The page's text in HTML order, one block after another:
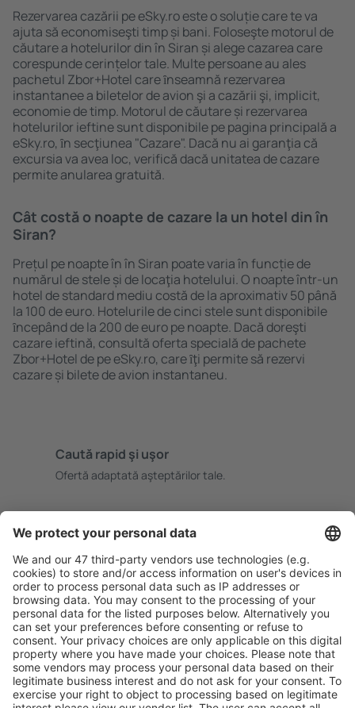
Rezervarea cazării pe eSky.ro este o soluție care te va
ajuta să economiseşti timp și bani. Foloseşte motorul de
căutare a hotelurilor din în Siran și alege cazarea care
corespunde cerințelor tale. Multe persoane au ales
pachetul Zbor+Hotel care ȋnseamnă rezervarea
instantanee a biletelor de avion şi a cazării şi, implicit,
economie de timp. Motorul de căutare și rezervarea
hotelurilor ieftine sunt disponibile pe pagina principală a
eSky.ro, ȋn secţiunea "Cazare". Dacă nu ai garanţia că
excursia va avea loc, verifică dacă unitatea de cazare
permite anularea gratuită.
Cât costă o noapte de cazare la un hotel din în
Siran?
Prețul pe noapte în în Siran poate varia în funcție de
numărul de stele și de locaţia hotelului. O noapte într-un
hotel de standard mediu costă de la aproximativ 50 până
la 100 de euro. Hotelurile de cinci stele sunt disponibile
ȋncepând de la 200 de euro pe noapte. Dacă doreşti
cazare ieftină, consultă oferta specială de pachete
Zbor+Hotel de pe eSky.ro, care ȋţi permite să rezervi
cazare și bilete de avion instantaneu.
Caută rapid şi uşor
Ofertă adaptată aşteptărilor tale.
Rezervare fără griji cu opțiune gratuită de anulare.
Economiseşte mai mult
Prețuri atractive și oferte speciale pentru utilizatorii
conectați.
Cazarea preferată
Alege din peste 1,3 mil. de opţiuni: hoteluri, cabane,
apartamente și altele.